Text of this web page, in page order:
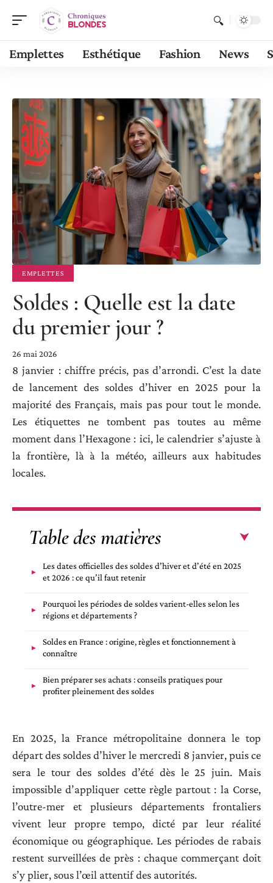
Emplettes Esthétique Fashion News
EMPLETTES
Soldes : Quelle est la date
du premier jour ?
26 mai 2026
8 janvier : chiffre précis, pas d’arrondi. C’est la date
de lancement des soldes d’hiver en 2025 pour la
majorité des Français, mais pas pour tout le monde.
Les étiquettes ne tombent pas toutes au même
moment dans l’Hexagone : ici, le calendrier s’ajuste à
la frontière, là à la météo, ailleurs aux habitudes
locales.
Table des matières
Les dates officielles des soldes d’hiver et d’été en 2025
et 2026 : ce qu’il faut retenir
Pourquoi les périodes de soldes varient-elles selon les
régions et départements ?
Soldes en France : origine, règles et fonctionnement à
connaître
Bien préparer ses achats : conseils pratiques pour
profiter pleinement des soldes
En 2025, la France métropolitaine donnera le top
départ des soldes d’hiver le mercredi 8 janvier, puis ce
sera le tour des soldes d’été dès le 25 juin. Mais
impossible d’appliquer cette règle partout : la Corse,
l’outre-mer et plusieurs départements frontaliers
vivent leur propre tempo, dicté par leur réalité
économique ou géographique. Les périodes de rabais
restent surveillées de près : chaque commerçant doit
s’y plier, sous l’œil attentif des autorités.